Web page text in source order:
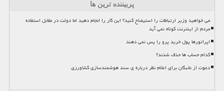
پربیننده ترین ها
می خواهید وزیر ارتباطات را استیضاح کنید؟ این کار را انجام دهید اما دولت در مقابل استفاده
مردم از اینترنت کوتاه نمی آید
اپراتورها پول خرید پرو را پس نمی دهند
کدام حساب ها حذف شدند؟
دعوت از نخبگان برای اعلام نظر درباره ی سند هوشمندسازی کشاورزی